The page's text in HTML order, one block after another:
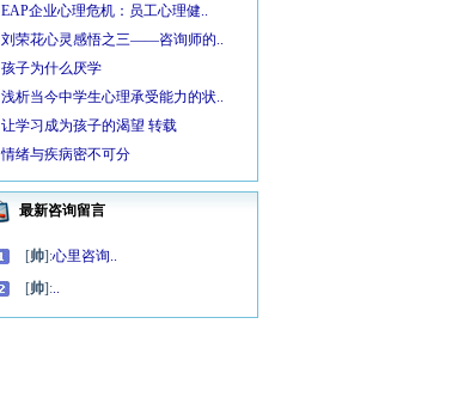
EAP企业心理危机：员工心理健..
刘荣花心灵感悟之三——咨询师的..
孩子为什么厌学
浅析当今中学生心理承受能力的状..
让学习成为孩子的渴望 转载
情绪与疾病密不可分
最新咨询留言
[帅]:心里咨询..
[帅]:..